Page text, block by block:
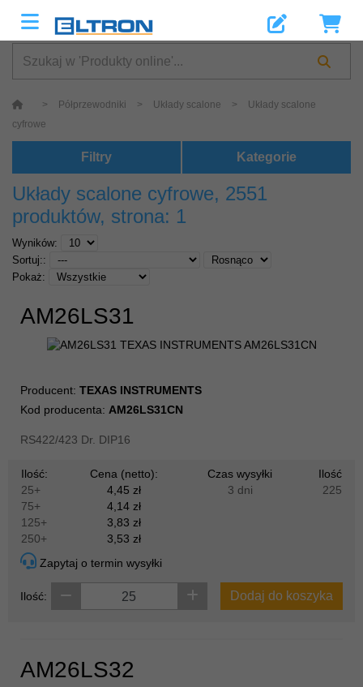
> Półprzewodniki > Układy scalone >
Układy scalone
cyfrowe
Filtry Kategorie
Układy scalone cyfrowe, 2551
produktów, strona: 1
Wyników:
Sortuj::
Pokaż:
AM26LS31
Producent: TEXAS INSTRUMENTS
Kod producenta: AM26LS31CN
RS422/423 Dr. DIP16
Ilość:
Cena (netto):
25+
4,45 zł
75+
4,14 zł
125+
3,83 zł
250+
3,53 zł
Czas wysyłki
Ilość
3 dni
225
Zapytaj o termin wysyłki
Ilość: Dodaj do koszyka
AM26LS32